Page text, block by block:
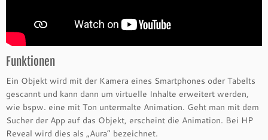
Funktionen
Ein Objekt wird mit der Kamera eines Smartphones oder Tabelts
gescannt und kann dann um virtuelle Inhalte erweitert werden,
wie bspw. eine mit Ton untermalte Animation. Geht man mit dem
Sucher der App auf das Objekt, erscheint die Animation. Bei HP
Reveal wird dies als „Aura“ bezeichnet.